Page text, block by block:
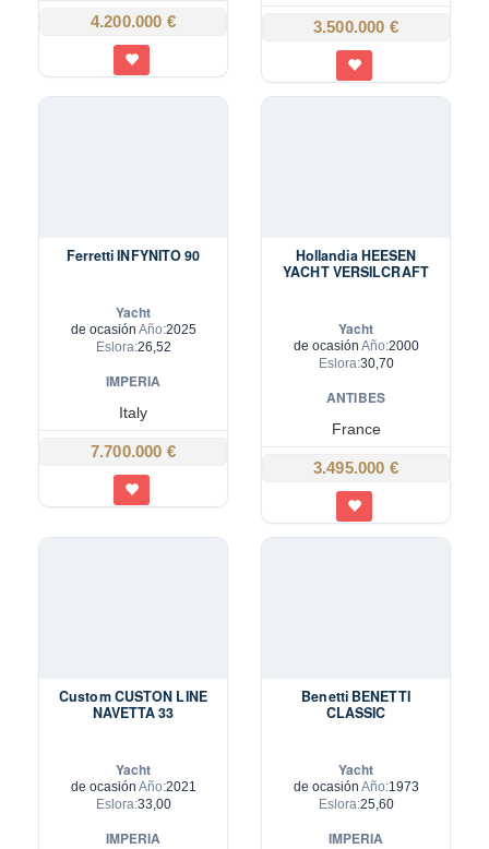
4.200.000 € 3.500.000 €
Ferretti INFYNITO 90
Yacht
de ocasión Año:2025
Eslora:26,52
IMPERIA
Italy
7.700.000 €
Hollandia HEESEN
YACHT VERSILCRAFT
Yacht
de ocasión Año:2000
Eslora:30,70
ANTIBES
France
3.495.000 €
Custom CUSTON LINE
NAVETTA 33
Yacht
de ocasión Año:2021
Eslora:33,00
IMPERIA
Benetti BENETTI
CLASSIC
Yacht
de ocasión Año:1973
Eslora:25,60
IMPERIA